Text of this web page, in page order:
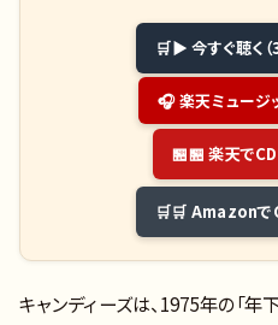
▶ 今すぐ聴く（
🎧 楽天ミュージ
🏪 楽天でCD
🛒 Amazonで
キャンディーズは、1975年の「年